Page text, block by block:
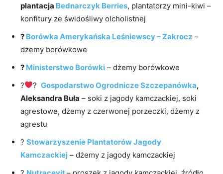
plantacja Bednarczyk Berries, plantatorzy mini-kiwi –
konfitury ze świdośliwy olcholistnej
? Borówka Amerykańska Leśniewscy – Zakrocz –
dżemy borówkowe
? Ministerstwo Borówki – dżemy borówkowe
?
?Gospodarstwo Ogrodnicze Szczepanówka,
Aleksandra Buła – soki z jagody kamczackiej, soki
agrestowe, dżemy z czerwonej porzeczki, dżemy z
agrestu
? Stowarzyszenie Plantatorów Jagody
Kamczackiej – dżemy z jagody kamczackiej